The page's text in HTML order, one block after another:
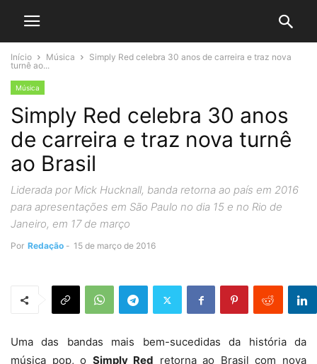
Início Música
Simply Red celebra 30 anos de carreira e traz nova
turnê ao...
Música
Simply Red celebra 30 anos
de carreira e traz nova turnê
ao Brasil
Liderada por Mick Hucknall, banda retorna ao país em 2016
para apresentações em São Paulo no dia 15 e no Rio de
Janeiro, em 17 de março
Por Redação - 15 de março de 2016
Uma das bandas mais bem-sucedidas da história da
música pop, o Simply Red retorna ao Brasil com nova